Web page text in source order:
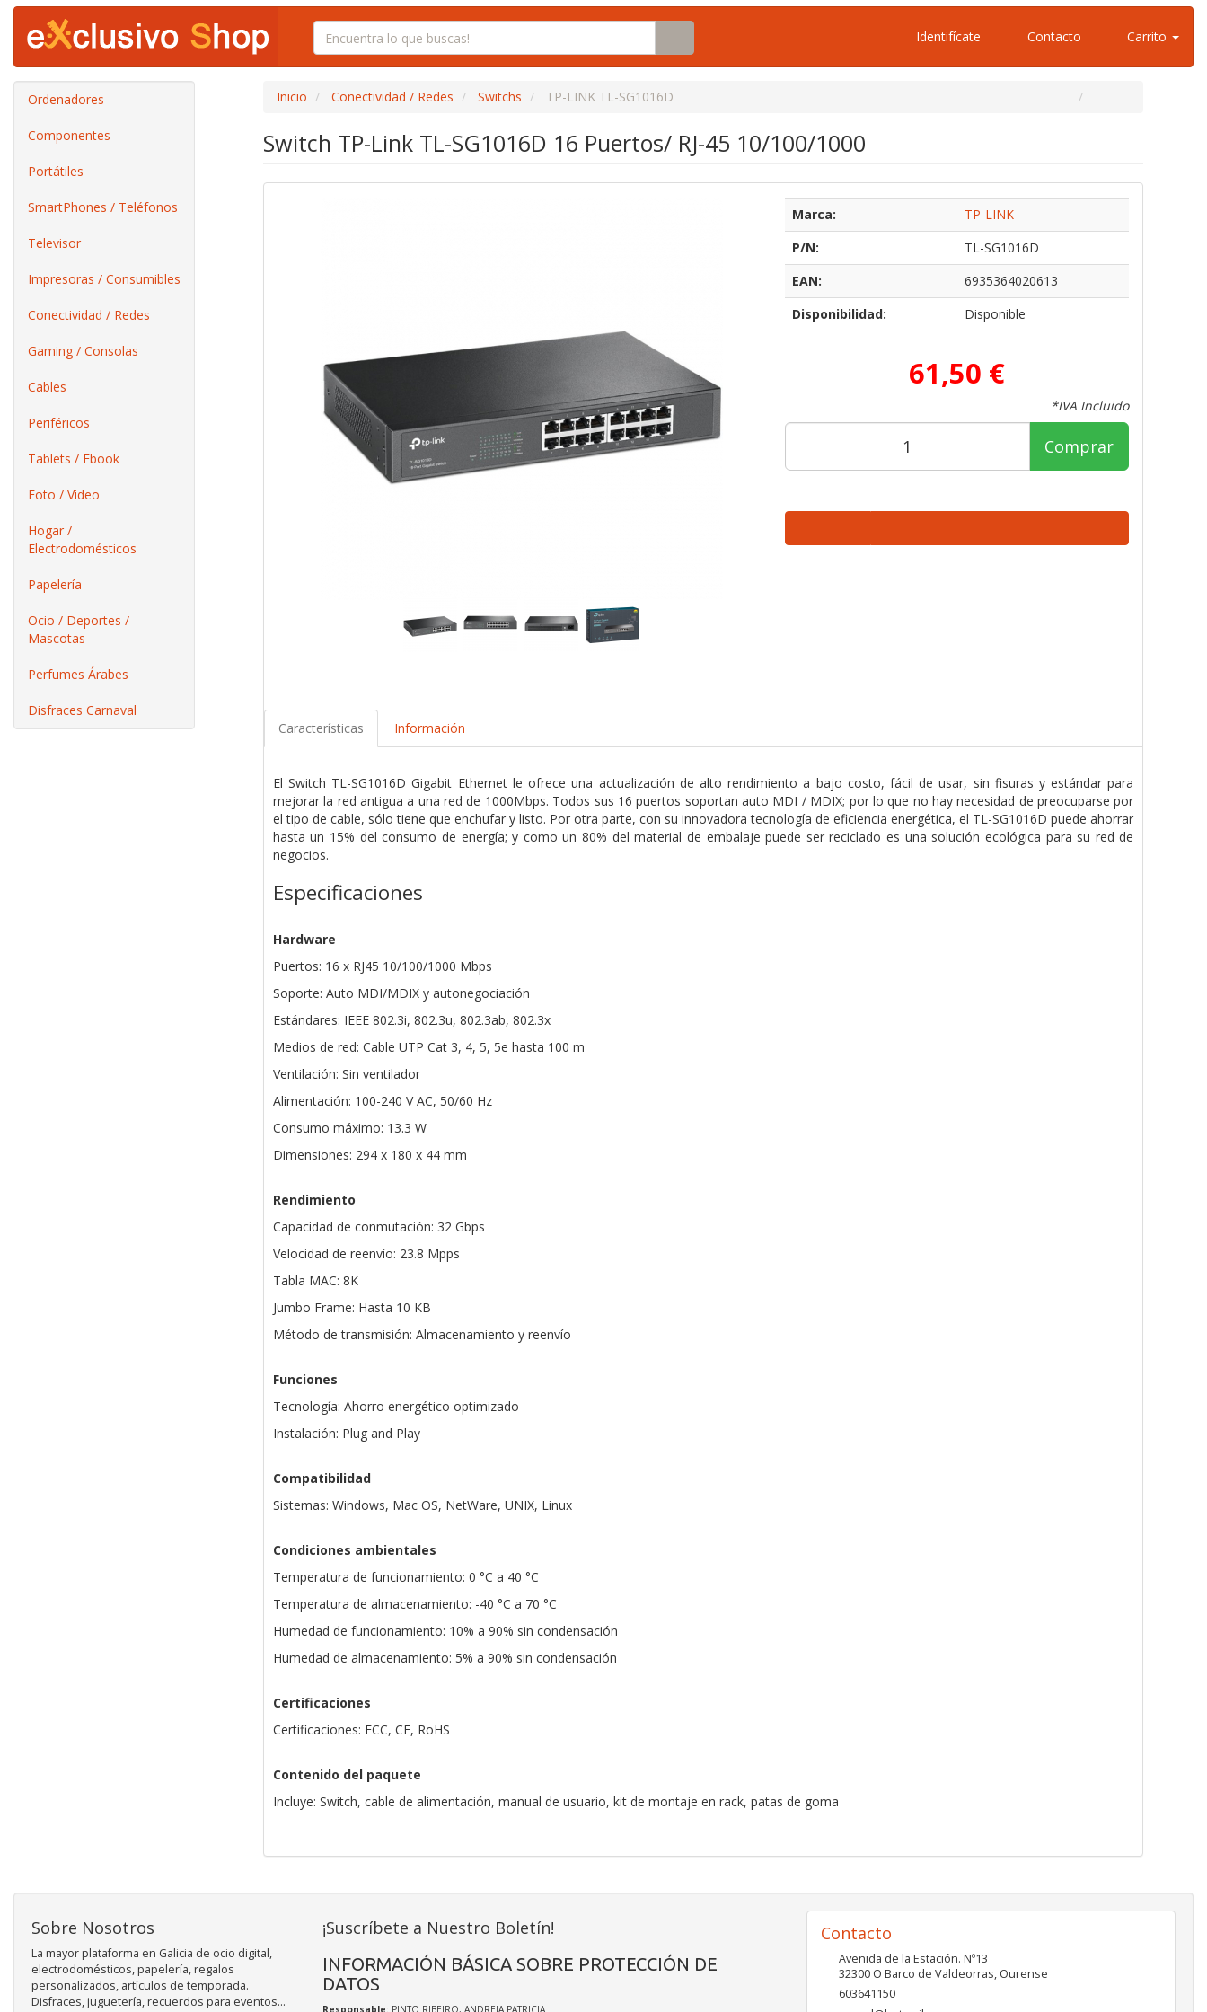
Identifícate Contacto Carrito
Ordenadores
Componentes
Portátiles
SmartPhones / Teléfonos
Televisor
Impresoras / Consumibles
Conectividad / Redes
Gaming / Consolas
Cables
Periféricos
Tablets / Ebook
Foto / Video
Hogar /
Electrodomésticos
Papelería
Ocio / Deportes /
Mascotas
Perfumes Árabes
Disfraces Carnaval
Inicio Conectividad / Redes Switchs TP-LINK TL-SG1016D
Switch TP-Link TL-SG1016D 16 Puertos/ RJ-45 10/100/1000
Marca:
TP-LINK
P/N:
TL-SG1016D
EAN:
6935364020613
Disponibilidad:
Disponible
61,50 €
*IVA Incluido
Comprar
Características Información
El Switch TL-SG1016D Gigabit Ethernet le ofrece una actualización de alto rendimiento a bajo costo, fácil de usar, sin fisuras y estándar para
mejorar la red antigua a una red de 1000Mbps. Todos sus 16 puertos soportan auto MDI / MDIX; por lo que no hay necesidad de preocuparse por
el tipo de cable, sólo tiene que enchufar y listo. Por otra parte, con su innovadora tecnología de eficiencia energética, el TL-SG1016D puede ahorrar
hasta un 15% del consumo de energía; y como un 80% del material de embalaje puede ser reciclado es una solución ecológica para su red de
negocios.
Especificaciones
Hardware
Puertos: 16 x RJ45 10/100/1000 Mbps
Soporte: Auto MDI/MDIX y autonegociación
Estándares: IEEE 802.3i, 802.3u, 802.3ab, 802.3x
Medios de red: Cable UTP Cat 3, 4, 5, 5e hasta 100 m
Ventilación: Sin ventilador
Alimentación: 100-240 V AC, 50/60 Hz
Consumo máximo: 13.3 W
Dimensiones: 294 x 180 x 44 mm
Rendimiento
Capacidad de conmutación: 32 Gbps
Velocidad de reenvío: 23.8 Mpps
Tabla MAC: 8K
Jumbo Frame: Hasta 10 KB
Método de transmisión: Almacenamiento y reenvío
Funciones
Tecnología: Ahorro energético optimizado
Instalación: Plug and Play
Compatibilidad
Sistemas: Windows, Mac OS, NetWare, UNIX, Linux
Condiciones ambientales
Temperatura de funcionamiento: 0 °C a 40 °C
Temperatura de almacenamiento: -40 °C a 70 °C
Humedad de funcionamiento: 10% a 90% sin condensación
Humedad de almacenamiento: 5% a 90% sin condensación
Certificaciones
Certificaciones: FCC, CE, RoHS
Contenido del paquete
Incluye: Switch, cable de alimentación, manual de usuario, kit de montaje en rack, patas de goma
Sobre Nosotros
La mayor plataforma en Galicia de ocio digital,
electrodomésticos, papelería, regalos
personalizados, artículos de temporada.
Disfraces, juguetería, recuerdos para eventos...
¡Suscríbete a Nuestro Boletín!
INFORMACIÓN BÁSICA SOBRE PROTECCIÓN DE
DATOS
Contacto
Avenida de la Estación. Nº13
32300 O Barco de Valdeorras, Ourense
603641150